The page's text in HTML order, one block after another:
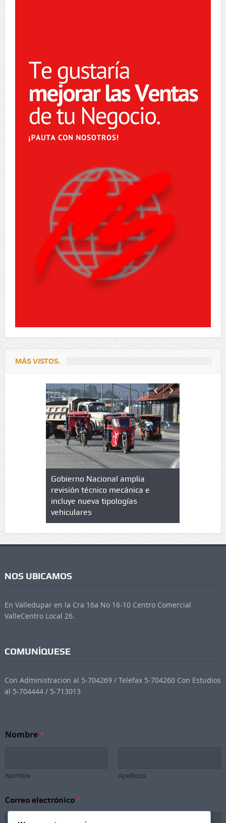
MÁS VISTOS.
de
en
Gobierno Nacional amplia
revisión técnico mecánica e
incluye nueva tipologías
vehiculares
Qué es
cuáles
NOS UBICAMOS
En Valledupar en la Cra 16a No 16-10 Centro Comercial
ValleCentro Local 26.
COMUNÍQUESE
Con Administracion al 5-704269 / Telefax 5-704260 Con Estudios
al 5-704444 / 5-713013
Nombre*
Nombre Apellidos
u
b
Correo electrónico *